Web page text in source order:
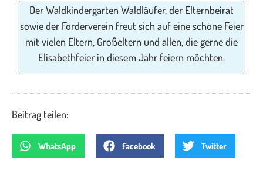
Der Waldkindergarten Waldläufer, der Elternbeirat
sowie der Förderverein freut sich auf eine schöne Feier
mit vielen Eltern, Großeltern und allen, die gerne die
Elisabethfeier in diesem Jahr feiern möchten.
Beitrag teilen:
WhatsApp Facebook Twitter